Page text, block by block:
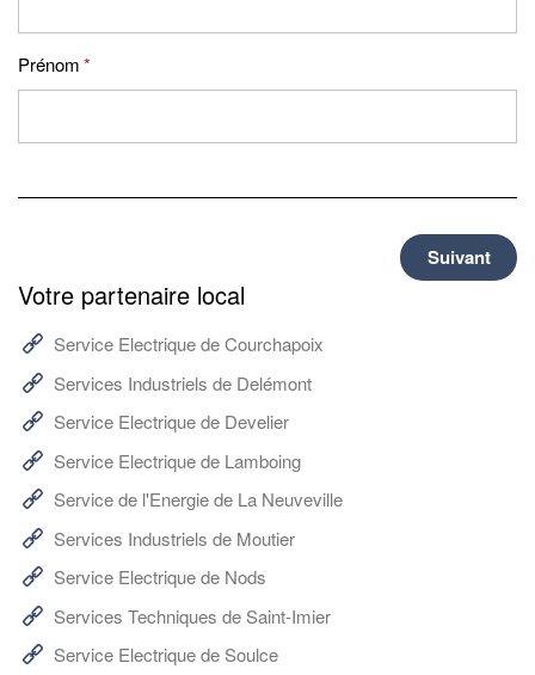
Prénom*
Suivant
Votre partenaire local
Service Electrique de Courchapoix
Services Industriels de Delémont
Service Electrique de Develier
Service Electrique de Lamboing
Service de l'Energie de La Neuveville
Services Industriels de Moutier
Service Electrique de Nods
Services Techniques de Saint-Imier
Service Electrique de Soulce